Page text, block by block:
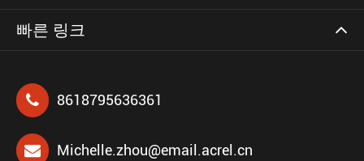
빠른 링크
8618795636361
Michelle.zhou@email.acrel.cn